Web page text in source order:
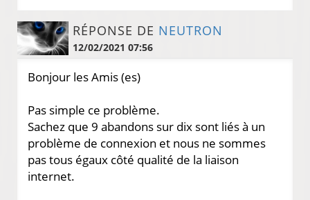
RÉPONSE DE NEUTRON
12/02/2021 07:56
Bonjour les Amis (es)
Pas simple ce problème.
Sachez que 9 abandons sur dix sont liés à un
problème de connexion et nous ne sommes
pas tous égaux côté qualité de la liaison
internet.